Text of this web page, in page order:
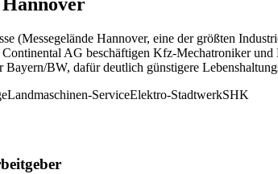
(Messegelände Hannover, eine der größten
AG beschäftigen Kfz-Mechatroniker
BW, dafür deutlich günstigere
Landmaschinen-ServiceElektro-StadtwerkSHK